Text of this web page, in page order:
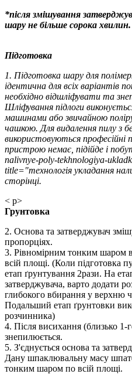
*після змішування
шару не більше сорока хвилин.
Підготовка
1. Підготовка шару для
ідентична для всіх варіантів
необхідно відшліфувати та
Шліфування підлоги
машинами або звичайною
чашкою. Для видалення пилу з
використовуються професійні
пристрою немає, підійде і
nalivnye-poly-tekhnologiya-
title="технологія укладання
сторінці.
< p>
Грунтовка
2. Основа та затверджувач
пропорціях.
3. Рівномірним тонким шаром
всій площі. (Коли підготовка
етап ґрунтування 2рази. На
затверджувача, варто додати
глибокого вбирання у верхню
Подальший етап ґрунтовки
розчинника)
4. Після висихання (близько 1-
знепилюється.
5. З'єднується основа та
Дану шпаклювальну масу
тонким шаром по всій площі.